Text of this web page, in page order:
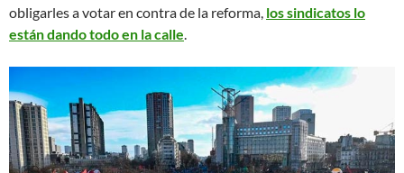
obligarles a votar en contra de la reforma, los sindicatos lo
están dando todo en la calle